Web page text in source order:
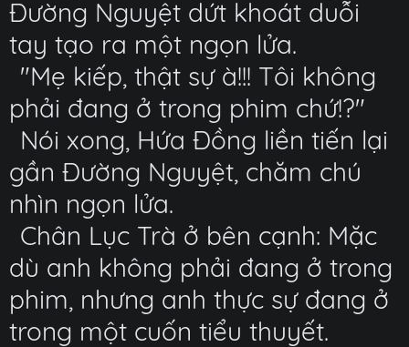
Đường Nguyệt dứt khoát duỗi
tay tạo ra một ngọn lửa.
"Mẹ kiếp, thật sự à!!! Tôi không
phải đang ở trong phim chứ!?"
Nói xong, Hứa Đồng liền tiến lại
gần Đường Nguyệt, chăm chú
nhìn ngọn lửa.
Chân Lục Trà ở bên cạnh: Mặc
dù anh không phải đang ở trong
phim, nhưng anh thực sự đang ở
trong một cuốn tiểu thuyết.